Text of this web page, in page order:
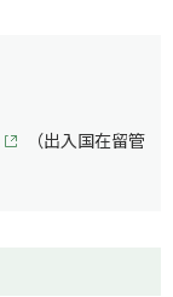
（出入国在留管